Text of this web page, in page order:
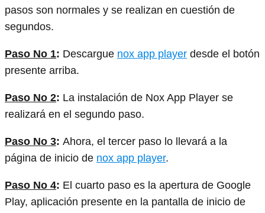
pasos son normales y se realizan en cuestión de
segundos.
Paso No 1: Descargue nox app player desde el botón
presente arriba.
Paso No 2: La instalación de Nox App Player se
realizará en el segundo paso.
Paso No 3: Ahora, el tercer paso lo llevará a la
página de inicio de nox app player.
Paso No 4: El cuarto paso es la apertura de Google
Play, aplicación presente en la pantalla de inicio de